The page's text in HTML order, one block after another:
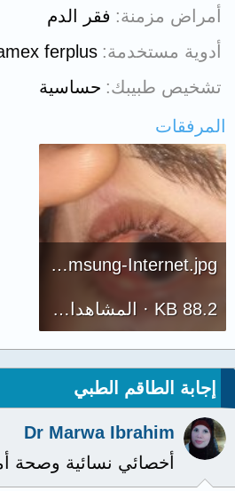
أمراض مزمنة
فقر الدم
أدوية مستخدمة ferplus
تشخيص طبيبك حساسية
المرفقات
Screenshot_20220426-162135_Samsung-Internet.jpg
88.2 KB · المشاهدات: 1,510
إجابة الطاقم الطبي
Dr Marwa Ibrahim
أخصائي نسائية وصحة